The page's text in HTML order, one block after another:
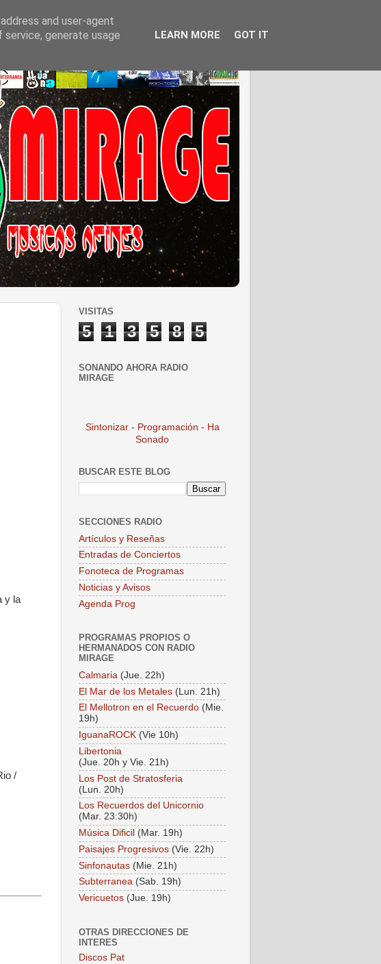
y la
/
VISITAS
5 1 3 5 8 5
SONANDO AHORA RADIO
MIRAGE
Sintonizar - Programación - Ha
Sonado
BUSCAR ESTE BLOG
SECCIONES RADIO
Artículos y Reseñas
Entradas de Conciertos
Fonoteca de Programas
Noticias y Avisos
Agenda Prog
PROGRAMAS PROPIOS O
HERMANADOS CON RADIO
MIRAGE
Calmaria (Jue. 22h)
El Mar de los Metales (Lun. 21h)
El Mellotron en el Recuerdo (Mie.
19h)
IguanaROCK (Vie 10h)
Libertonia
(Jue. 20h y Vie. 21h)
Los Post de Stratosferia
(Lun. 20h)
Los Recuerdos del Unicornio
(Mar. 23:30h)
Música Dificil (Mar. 19h)
Paisajes Progresivos (Vie. 22h)
Sinfonautas (Mie. 21h)
Subterranea (Sab. 19h)
Vericuetos (Jue. 19h)
OTRAS DIRECCIONES DE
INTERES
Discos Pat
and user-agent
generate usage
LEARN MORE GOT IT